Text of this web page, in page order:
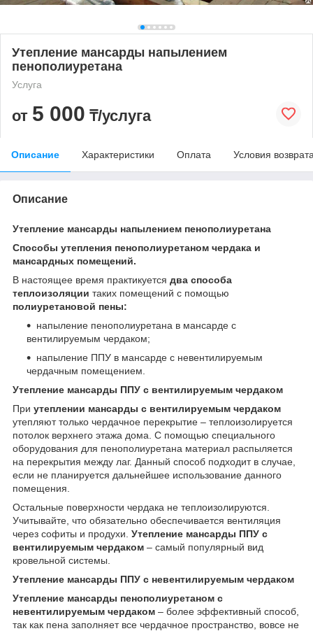
Утепление мансарды напылением
пенополиуретана
Услуга
от 5 000 ₸/услуга
Описание Характеристики Оплата Условия
Описание
Утепление мансарды напылением пенополиуретана
Способы утепления пенополиуретаном чердака и
мансардных помещений.
В настоящее время практикуется два способа
теплоизоляции таких помещений с помощью
полиуретановой пены:
напыление пенополиуретана в мансарде с
вентилируемым чердаком;
напыление ППУ в мансарде с невентилируемым
чердачным помещением.
Утепление мансарды ППУ с вентилируемым чердаком
При утеплении мансарды с вентилируемым чердаком
утепляют только чердачное перекрытие – теплоизолируется
потолок верхнего этажа дома. С помощью специального
оборудования для пенополиуретана материал распыляется
на перекрытия между лаг. Данный способ подходит в случае,
если не планируется дальнейшее использование данного
помещения.
Остальные поверхности чердака не теплоизолируются.
Учитывайте, что обязательно обеспечивается вентиляция
через софиты и продухи. Утепление мансарды ППУ с
вентилируемым чердаком – самый популярный вид
кровельной системы.
Утепление мансарды ППУ с невентилируемым чердаком
Утепление мансарды пенополиуретаном с
невентилируемым чердаком – более эффективный способ,
так как пена заполняет все чердачное пространство, вовсе не